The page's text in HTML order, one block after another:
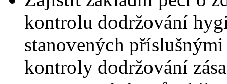
kontrolu dodržování
stanovených
kontroly dodržování